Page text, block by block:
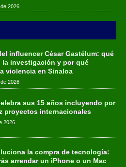
2026
influencer César Gastélum: qué
la investigación y por qué
violencia en Sinaloa
2026
sus 15 años incluyendo por
proyectos internacionales
2026
la compra de tecnología:
arrendar un iPhone o un Mac